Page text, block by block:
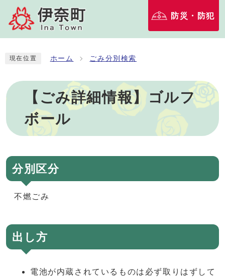
防災・防犯
現在位置 ホーム ごみ分別検索
【ごみ詳細情報】ゴルフ
ボール
分別区分
不燃ごみ
出し方
電池が内蔵されているものは必ず取りはずして